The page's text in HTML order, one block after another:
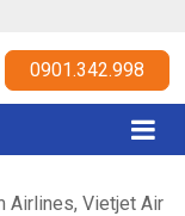
0901.342.998
Airlines, Vietjet Air